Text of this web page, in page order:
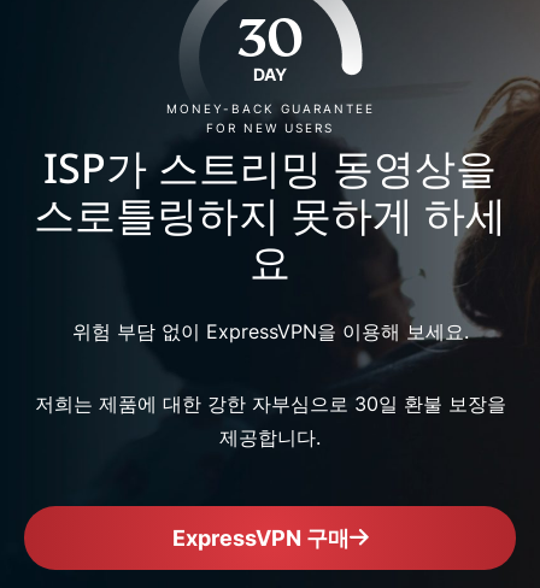
30
DAY
MONEY-BACK GUARANTEE
FOR NEW USERS
ISP가 스트리밍 동영상을
스로틀링하지 못하게 하세
요
위험 부담 없이 ExpressVPN을 이용해 보세요.
저희는 제품에 대한 강한 자부심으로 30일 환불 보장을
제공합니다.
ExpressVPN 구매